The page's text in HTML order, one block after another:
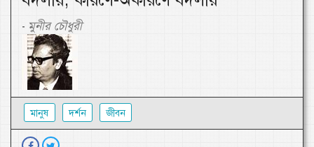
- মুনীর চৌধুরী
মানুষ দর্শন জীবন